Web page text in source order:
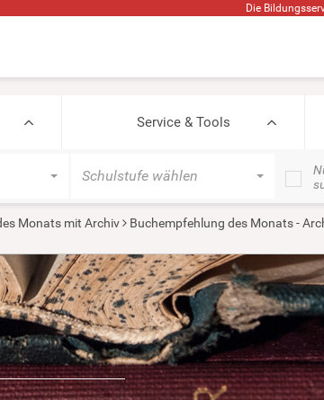
Die
Service & Tools
Schulstufe wählen
Monats mit Archiv Buchempfehlung des Monats -